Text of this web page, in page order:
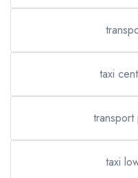
taxi
transport
taxi